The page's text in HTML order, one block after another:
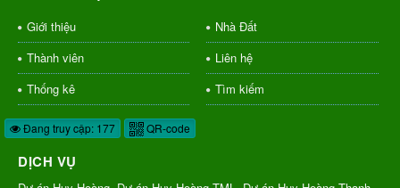
Giới thiệu
Nhà Đất
Thành viên
Liên hệ
Thống kê
Tìm kiếm
Đang truy cập: 177 QR-code
DỊCH VỤ